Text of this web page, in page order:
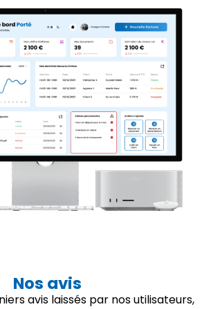
Nos avis
avis laissés par nos utilisateurs,